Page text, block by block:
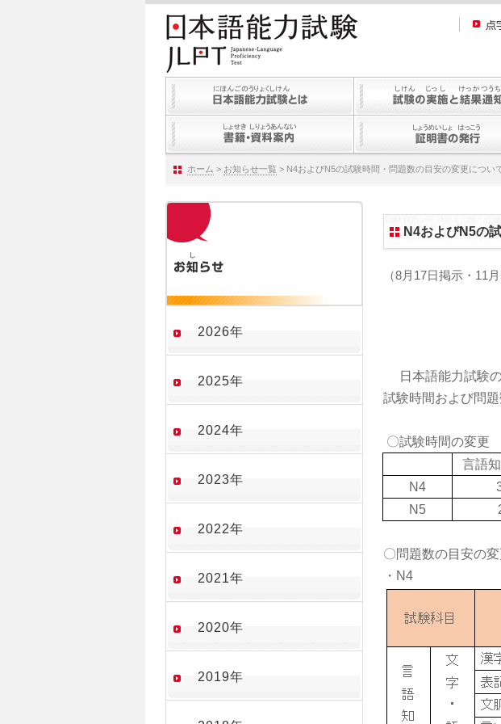
ホーム > お知らせ一覧 > N4およびN5の試験時間・問題数の目安の変更につい
N4およびN5の
（8月17日掲示・11月
日本語能力試験
試験時間および問
〇試験時間の変更
言語
N4
N5
〇問題数の目安の
・N4
2026年
2025年
2024年
2023年
2022年
2021年
2020年
2019年